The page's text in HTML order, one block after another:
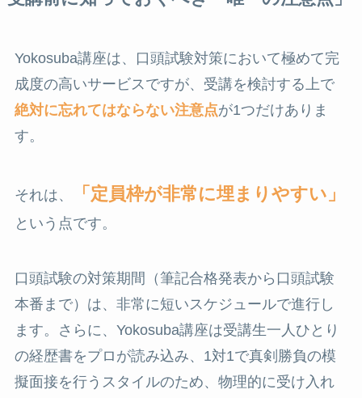
Yokosuba講座は、口頭試験対策において極めて完
成度の高いサービスですが、受講を検討する上で
絶対に忘れてはならない注意点が1つだけありま
す。
それは、 「定員枠が非常に埋まりやすい」
という点です。
口頭試験の対策期間（筆記合格発表から口頭試験
本番まで）は、非常に短いスケジュールで進行し
ます。さらに、Yokosuba講座は受講生一人ひとり
の経歴書をプロが読み込み、1対1で真剣勝負の模
擬面接を行うスタイルのため、物理的に受け入れ